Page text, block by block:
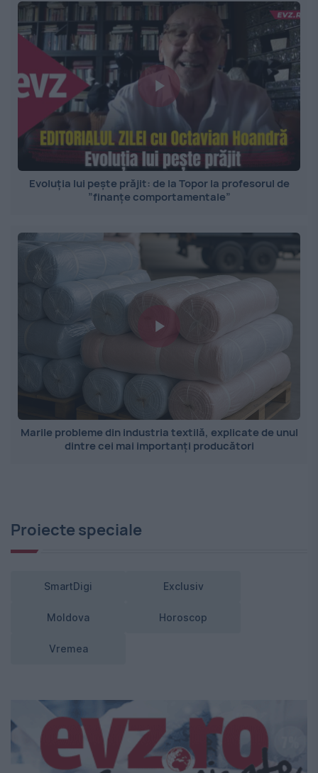
Evoluția lui pește prăjit: de la Topor la profesorul de
”finanțe comportamentale”
Marile probleme din industria textilă, explicate de unul
dintre cei mai importanți producători
Proiecte speciale
SmartDigi Exclusiv
Moldova Horoscop
Vremea